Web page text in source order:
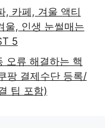
, 카페, 겨울 액티
울, 인생 눈썰매는
5
오류 해결하는 핵
팡 결제수단 등록/
팁 포함)